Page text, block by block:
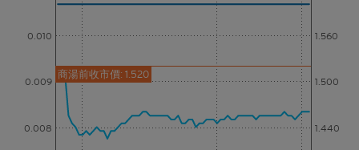
0.008
0.009
0.010
1.440
1.500
1.560
商湯前收市價: 1.520